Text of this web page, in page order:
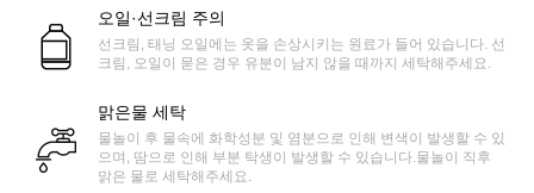
오일·선크림 주의
선크림, 태닝 오일에는 옷을 손상시키는 원료가 들어 있습니다. 선
크림, 오일이 묻은 경우 유분이 남지 않을 때까지 세탁해주세요.
맑은물 세탁
물놀이 후 물속에 화학성분 및 염분으로 인해 변색이 발생할 수 있
으며, 땀으로 인해 부분 탁생이 발생할 수 있습니다.물놀이 직후
맑은 물로 세탁해주세요.